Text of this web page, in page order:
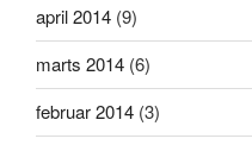
april 2014 (9)
marts 2014 (6)
februar 2014 (3)